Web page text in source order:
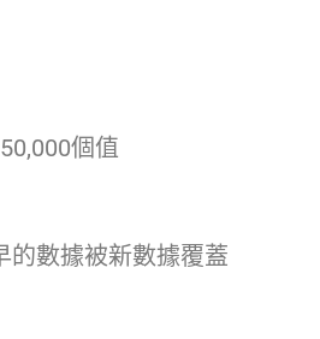
個值
的數據被新數據覆蓋